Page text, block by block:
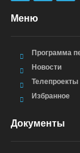
Меню
Программа
Новости
Телепроекты
Избранное
Документы